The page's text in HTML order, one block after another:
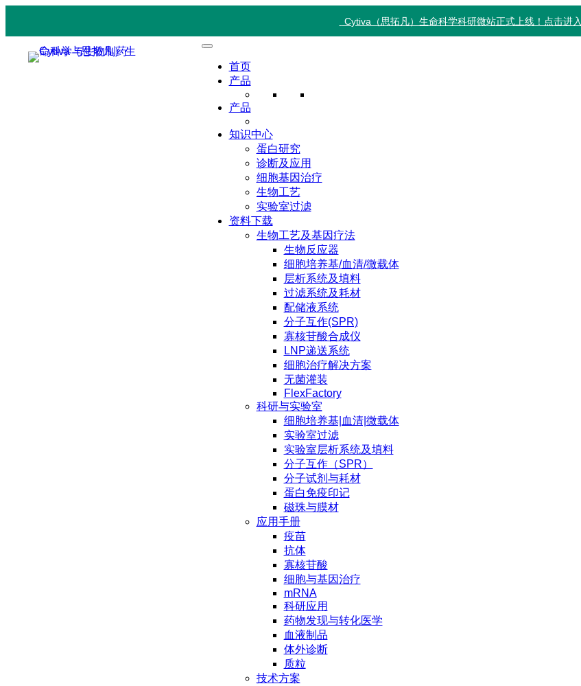
Cytiva（思拓凡）生命科学科研微站正式上线！点击进入
首页
产品
产品
知识中心
蛋白研究
诊断及应用
细胞基因治疗
生物工艺
实验室过滤
资料下载
生物工艺及基因疗法
生物反应器
细胞培养基/血清/微载体
层析系统及填料
过滤系统及耗材
配储液系统
分子互作(SPR)
寡核苷酸合成仪
LNP递送系统
细胞治疗解决方案
无菌灌装
FlexFactory
科研与实验室
细胞培养基|血清|微载体
实验室过滤
实验室层析系统及填料
分子互作（SPR）
分子试剂与耗材
蛋白免疫印记
磁珠与膜材
应用手册
疫苗
抗体
寡核苷酸
细胞与基因治疗
mRNA
科研应用
药物发现与转化医学
血液制品
体外诊断
质粒
技术方案